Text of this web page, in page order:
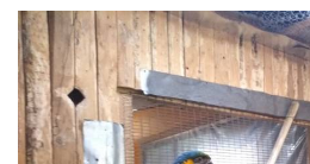
Policial
Tribunales
Deporte